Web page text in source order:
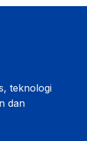
teknologi
dan